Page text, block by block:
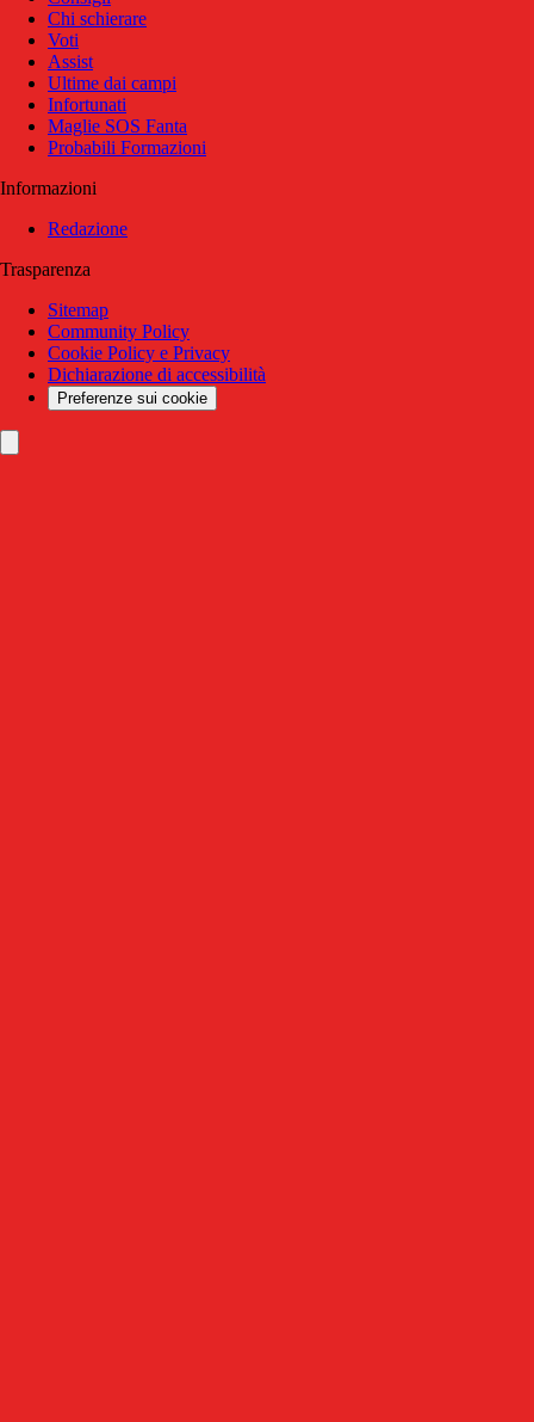
Chi schierare
Voti
Assist
Ultime dai campi
Infortunati
Maglie SOS Fanta
Probabili Formazioni
Informazioni
Redazione
Trasparenza
Sitemap
Community Policy
Cookie Policy e Privacy
Dichiarazione di accessibilità
Preferenze sui cookie